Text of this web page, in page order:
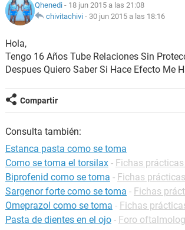
Qhenedi - 18 jun 2015 a las 21:08
chivitachivi - 30 jun 2015 a las 18:16
Hola,
Tengo 16 Años Tube Relaciones Sin
Despues Quiero Saber Si Hace Efecto Me
Compartir
Consulta también:
Estanca pasta como se toma
Como se toma el torsilax - Fichas
Biprofenid como se toma - Fichas
Sargenor forte como se toma - Fichas
Omeprazol como se toma - Fichas
Pasta de dientes en el ojo - Foro